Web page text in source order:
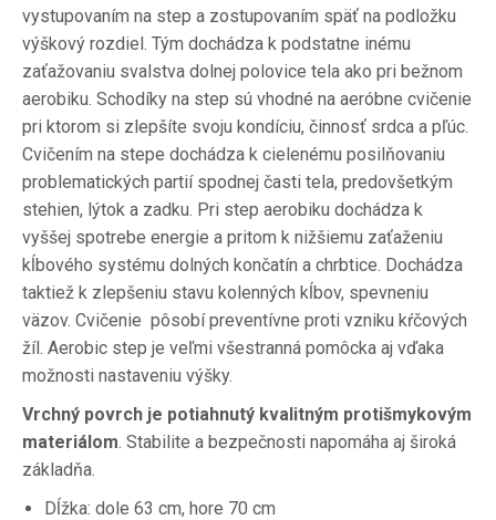
vystupovaním na step a zostupovaním späť na podložku
výškový rozdiel. Tým dochádza k podstatne inému
zaťažovaniu svalstva dolnej polovice tela ako pri bežnom
aerobiku. Schodíky na step sú vhodné na aeróbne cvičenie
pri ktorom si zlepšíte svoju kondíciu, činnosť srdca a pľúc.
Cvičením na stepe dochádza k cielenému posilňovaniu
problematických partií spodnej časti tela, predovšetkým
stehien, lýtok a zadku. Pri step aerobiku dochádza k
vyššej spotrebe energie a pritom k nižšiemu zaťaženiu
kĺbového systému dolných končatín a chrbtice. Dochádza
taktiež k zlepšeniu stavu kolenných kĺbov, spevneniu
väzov. Cvičenie pôsobí preventívne proti vzniku kŕčových
žíl. Aerobic step je veľmi všestranná pomôcka aj vďaka
možnosti nastaveniu výšky.
Vrchný povrch je potiahnutý kvalitným protišmykovým
materiálom. Stabilite a bezpečnosti napomáha aj široká
základňa.
Dĺžka: dole 63 cm, hore 70 cm